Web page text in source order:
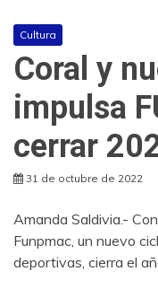
Cultura
Coral y
impulsa
cerrar
31 de octubre de 2022
Amanda Saldivia.-
Funpmac, un nuevo
deportivas, cierra el